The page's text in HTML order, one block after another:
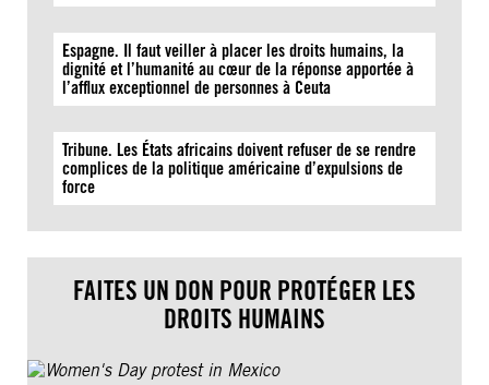
Espagne. Il faut veiller à placer les droits humains, la
dignité et l’humanité au cœur de la réponse apportée à
l’afflux exceptionnel de personnes à Ceuta
Tribune. Les États africains doivent refuser de se rendre
complices de la politique américaine d’expulsions de
force
FAITES UN DON POUR PROTÉGER LES
DROITS HUMAINS